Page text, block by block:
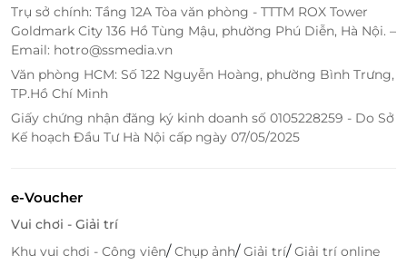
cơ hội thưởng thức những món pizza độc đáo từ
Pizza 4P’s.
Trụ sở chính: Tầng 12A Tòa văn phòng - TTTM ROX Tower
Goldmark City 136 Hồ Tùng Mậu, phường Phú Diễn, Hà Nội. –
Email: hotro@ssmedia.vn
Văn phòng HCM: Số 122 Nguyễn Hoàng, phường Bình Trưng,
TP.Hồ Chí Minh
Giấy chứng nhận đăng ký kinh doanh số 0105228259 - Do Sở
Kế hoạch Đầu Tư Hà Nội cấp ngày 07/05/2025
e-Voucher
Vui chơi - Giải trí
Khu vui chơi - Công viên/Chụp ảnh/Giải trí/Giải trí online